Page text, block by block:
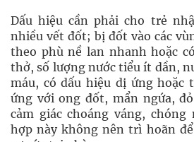
Dấu hiệu cần phải cho trẻ
nhiều vết đốt; bị đốt vào các
theo phù nề lan nhanh hoặc
thở, số lượng nước tiểu ít dần,
máu, có dấu hiệu dị ứng hoặc
ứng với ong đốt, mẩn ngứa,
cảm giác choáng váng,
hợp này không nên trì hoãn